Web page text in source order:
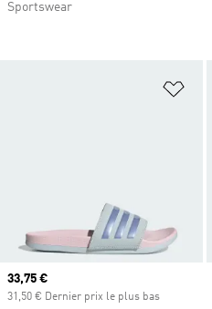
Prix actuel
33,75 €
31,50 € Dernier prix le plus bas
Sportswear